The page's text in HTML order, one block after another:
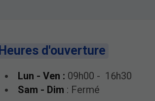
Heures d'ouverture
Lun - Ven : 09h00 - 16h30
Sam - Dim : Fermé